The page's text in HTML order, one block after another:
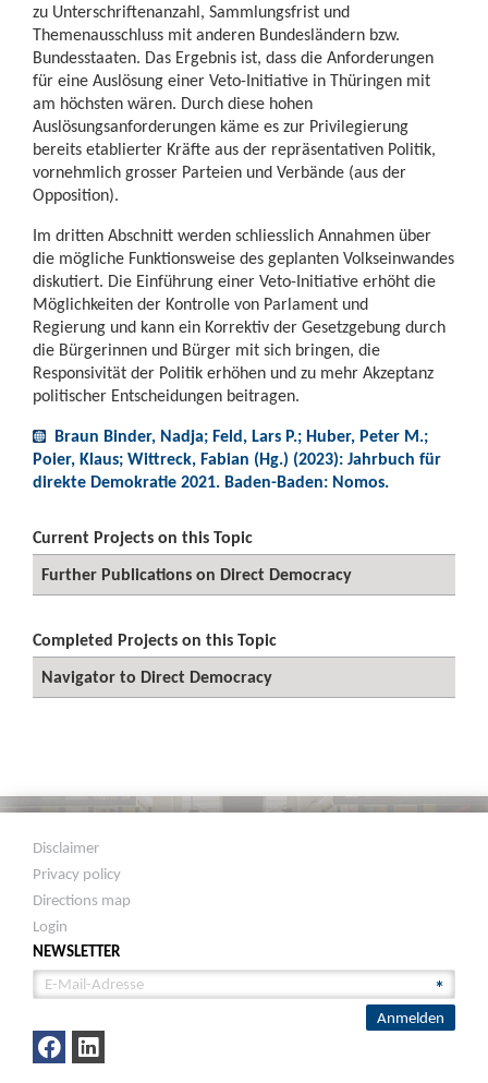
zu Unterschriftenanzahl, Sammlungsfrist und
Themenausschluss mit anderen Bundesländern bzw.
Bundesstaaten. Das Ergebnis ist, dass die Anforderungen
für eine Auslösung einer Veto-Initiative in Thüringen mit
am höchsten wären. Durch diese hohen
Auslösungsanforderungen käme es zur Privilegierung
bereits etablierter Kräfte aus der repräsentativen Politik,
vornehmlich grosser Parteien und Verbände (aus der
Opposition).
Im dritten Abschnitt werden schliesslich Annahmen über
die mögliche Funktionsweise des geplanten Volkseinwandes
diskutiert. Die Einführung einer Veto-Initiative erhöht die
Möglichkeiten der Kontrolle von Parlament und
Regierung und kann ein Korrektiv der Gesetzgebung durch
die Bürgerinnen und Bürger mit sich bringen, die
Responsivität der Politik erhöhen und zu mehr Akzeptanz
politischer Entscheidungen beitragen.
Braun Binder, Nadja; Feld, Lars P.; Huber, Peter M.;
Poier, Klaus; Wittreck, Fabian (Hg.) (2023): Jahrbuch für
direkte Demokratie 2021. Baden-Baden: Nomos.
Current Projects on this Topic
Further Publications on Direct Democracy
Completed Projects on this Topic
Navigator to Direct Democracy
Disclaimer
Privacy policy
Directions map
Login
NEWSLETTER